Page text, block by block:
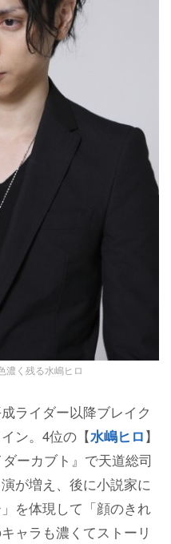
濃く残る水嶋ヒロ
ライダー以降ブレイク
ン。4位の【水嶋ヒロ】
ーカブト』で天道総司
が増え、後に小説家に
を体現して「顔のきれ
ャラも濃くてストーリ